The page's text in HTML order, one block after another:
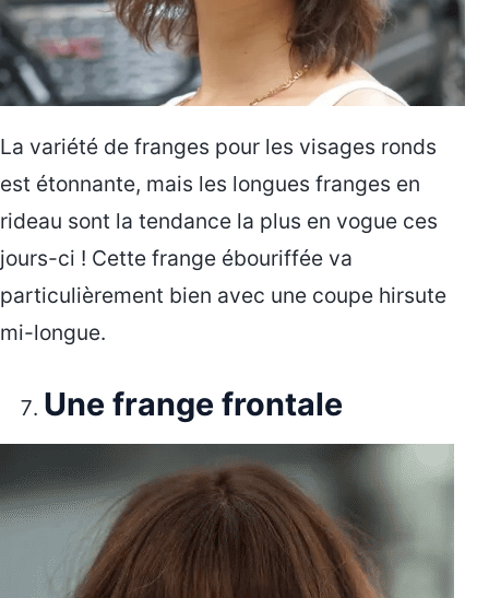
La variété de franges pour les visages ronds
est étonnante, mais les longues franges en
rideau sont la tendance la plus en vogue ces
jours-ci ! Cette frange ébouriffée va
particulièrement bien avec une coupe hirsute
mi-longue.
Une frange frontale